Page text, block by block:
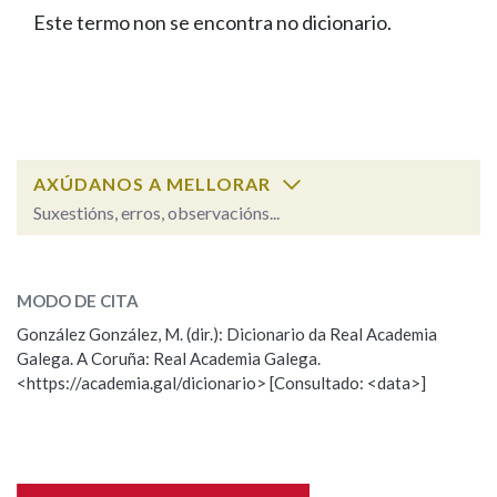
FIGURAS HOMENAXEADAS
PORTAL DAS PALABRAS
Facebook
TwitterYoutubeInstagram
Bluesky
BUSCAR NOS LEMAS
Remata por
BUSCAR NO CONTIDO
Nas definicións
Este termo non se encontra no dicionario.
AXÚDANOS A MELLORAR
Suxestións, erros, observacións...
Observación
Nome
MODO DE CITA
González González, M. (dir.): Dicionario da Real Academia
Galega. A Coruña: Real Academia Galega.
<https://academia.gal/dicionario> [Consultado: <data>]